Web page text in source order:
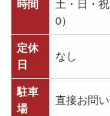
時間
土・日・
0）
定休
日
なし
駐車
場
直接お問